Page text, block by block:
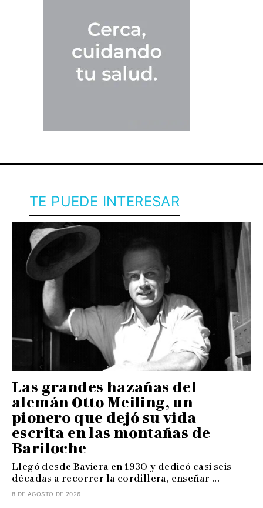
TE PUEDE INTERESAR
Las grandes hazañas del
alemán Otto Meiling, un
pionero que dejó su vida
escrita en las montañas de
Bariloche
Llegó desde Baviera en 1930 y dedicó casi seis
décadas a recorrer la cordillera, enseñar ...
8 DE AGOSTO DE 2026